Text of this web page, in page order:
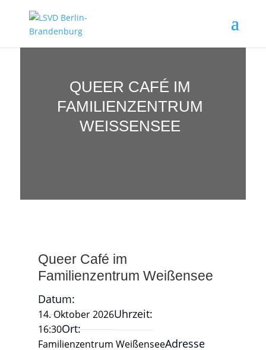
QUEER CAFÉ IM
FAMILIENZENTRUM
WEISSENSEE
Queer Café im
Familienzentrum Weißensee
Datum:
14. Oktober 2026Uhrzeit:
16:30Ort:
Familienzentrum WeißenseeAdresse